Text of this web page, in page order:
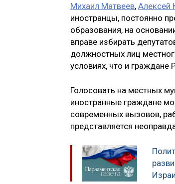
Михаил Матвеев, Алексей
иностранцы, постоянно
образования, на
вправе избирать
должностных лиц
условиях, что и граждане
Голосовать на местных
иностранные граждане
современных вызовов,
представляется